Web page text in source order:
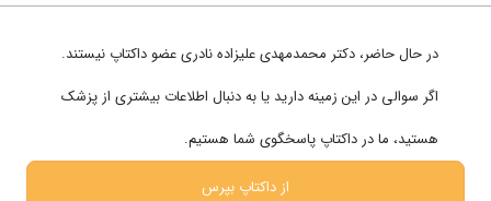
تماس با ما
تخصص های پر بازدید
زنان و زایمان
در حال حاضر، دکتر محمدمهدی علیزاده نادریعضو داکتاپ نیستند.
اگر سوالی در این زمینه دارید یا به دنبال اطلاعات بیشتری از پزشک
هستید، ما در داکتاپ پاسخگوی شما هستیم.
از داکتاپ بپرس